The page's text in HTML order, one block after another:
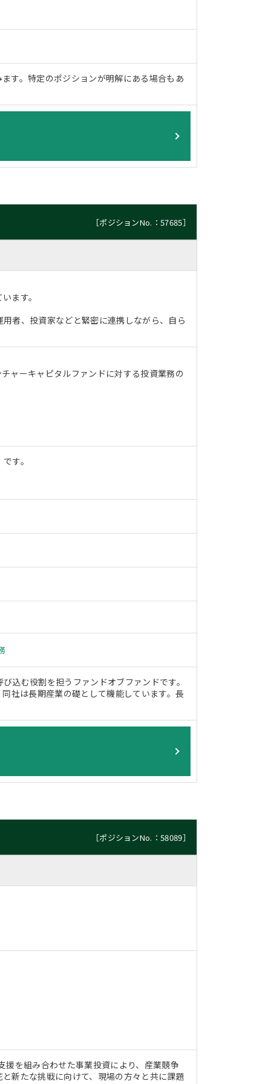
す。特定のポジションが明解にある場合もあ
［ポジションNo.：57685］
ます。
者、投資家などと緊密に連携しながら、自ら
ャーキャピタルファンドに対する投資業務の
す。
込む役割を担うファンドオブファンドです。
社は長期産業の礎として機能しています。長
［ポジションNo.：58089］
を組み合わせた事業投資により、産業競争
新たな挑戦に向けて、現場の方々と共に課題